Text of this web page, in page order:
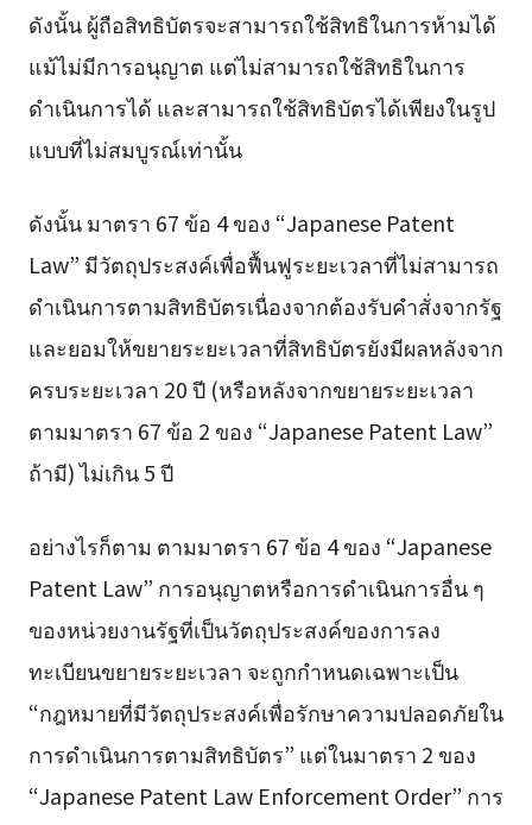
ดังนั้น ผู้ถือสิทธิบัตรจะสามารถใช้สิทธิในการห้ามได้
แม้ไม่มีการอนุญาต แต่ไม่สามารถใช้สิทธิในการ
ดำเนินการได้ และสามารถใช้สิทธิบัตรได้เพียงในรูป
แบบที่ไม่สมบูรณ์เท่านั้น
ดังนั้น มาตรา 67 ข้อ 4 ของ “Japanese Patent
Law” มีวัตถุประสงค์เพื่อฟื้นฟูระยะเวลาที่ไม่สามารถ
ดำเนินการตามสิทธิบัตรเนื่องจากต้องรับคำสั่งจากรัฐ
และยอมให้ขยายระยะเวลาที่สิทธิบัตรยังมีผลหลังจาก
ครบระยะเวลา 20 ปี (หรือหลังจากขยายระยะเวลา
ตามมาตรา 67 ข้อ 2 ของ “Japanese Patent Law”
ถ้ามี) ไม่เกิน 5 ปี
อย่างไรก็ตาม ตามมาตรา 67 ข้อ 4 ของ “Japanese
Patent Law” การอนุญาตหรือการดำเนินการอื่น ๆ
ของหน่วยงานรัฐที่เป็นวัตถุประสงค์ของการลง
ทะเบียนขยายระยะเวลา จะถูกกำหนดเฉพาะเป็น
“กฎหมายที่มีวัตถุประสงค์เพื่อรักษาความปลอดภัยใน
การดำเนินการตามสิทธิบัตร” แต่ในมาตรา 2 ของ
“Japanese Patent Law Enforcement Order” การ